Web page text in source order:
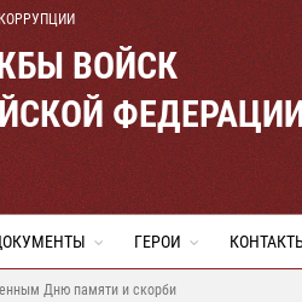
ВОЙСК
ГЕРОИ
Дню памяти и скорби